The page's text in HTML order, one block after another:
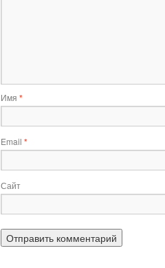
Имя *
Email *
Сайт